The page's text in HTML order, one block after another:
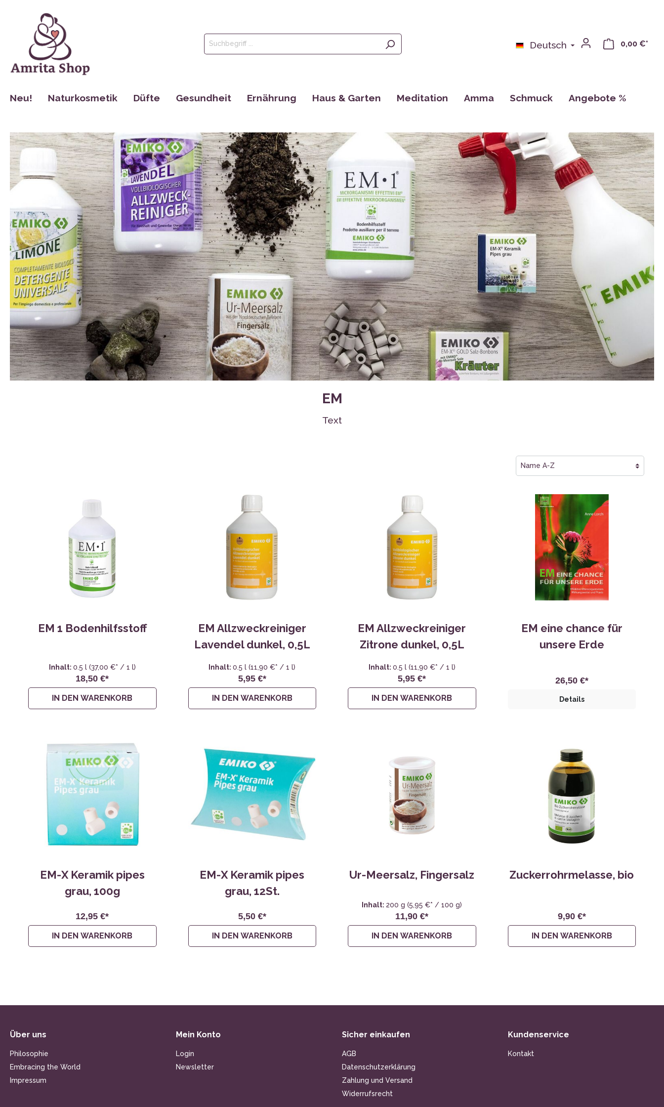
Deutsch 0,00 €*
Neu! Naturkosmetik Düfte Gesundheit Ernährung Haus & Garten Meditation Amma Schmuck Angebote %
Körperpflege
Haarpflege
Mund Hygiene
Make Up
Ätherische Öle
Hydrolate
Nahrungsergänzungen
Dr. Jacob´s
Maharishi Ayurveda
Cosmoveda
Rocky Mountain
Bücher
Wasserflaschen, Tassen
Stoffbinden
Tees
Kaffee
EM Produkte
Bücher
Augenkissen
Yantras
Kalender, Zeichnungen, Karten
Tassen
CDs
EM
Text
EM 1 Bodenhilfsstoff
Inhalt: 0.5 l (37,00 €* / 1 l)
18,50 €*
IN DEN WARENKORB
EM Allzweckreiniger
Lavendel dunkel, 0,5L
Inhalt:0.5 l(11,90 €* / 1 l)
5,95 €*
IN DEN WARENKORB
EM Allzweckreiniger
Zitrone dunkel, 0,5L
Inhalt: 0.5 l (11,90 €* / 1 l)
5,95 €*
IN DEN WARENKORB
EM eine chance für
unsere Erde
26,50 €*
Details
EM-X Keramik pipes
grau, 100g
12,95 €*
IN DEN WARENKORB
EM-X Keramik pipes
grau, 12St.
5,50 €*
IN DEN WARENKORB
Ur-Meersalz, Fingersalz
Inhalt: 200 g(5,95 €* / 100 g)
11,90 €*
IN DEN WARENKORB
Zuckerrohrmelasse, bio
9,90 €*
IN DEN WARENKORB
Über uns
Philosophie
Embracing the World
Impressum
Mein Konto
Login
Newsletter
Sicher einkaufen
AGB
Datenschutzerklärung
Zahlung und Versand
Widerrufsrecht
Kundenservice
Kontakt